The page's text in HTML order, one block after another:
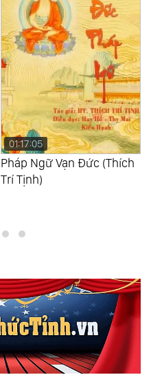
08:49:43
Những Khai Thị Từ Đức
Liên Hoa Sanh Về Con